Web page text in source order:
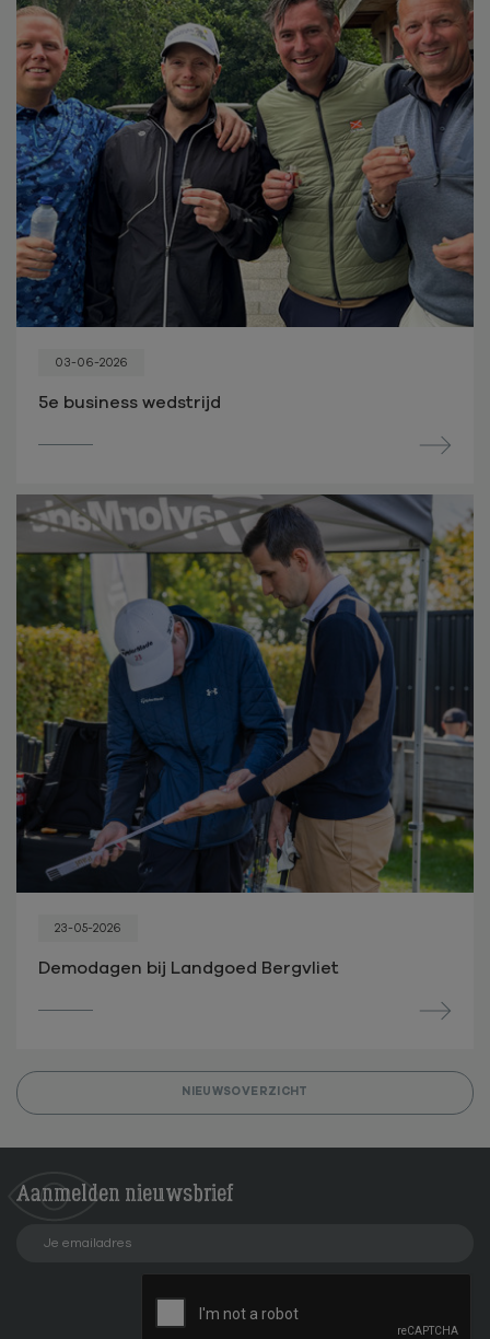
03-06-2026
5e business wedstrijd
23-05-2026
Demodagen bij Landgoed Bergvliet
NIEUWSOVERZICHT
Aanmelden nieuwsbrief